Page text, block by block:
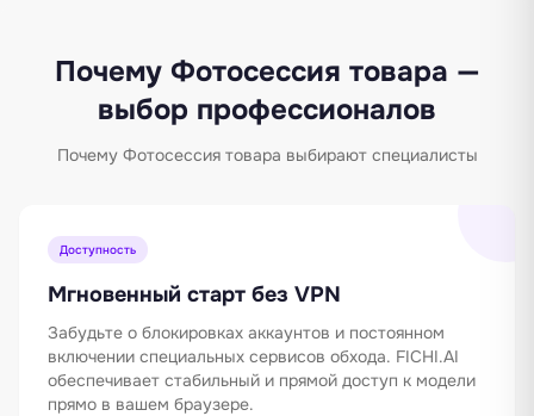
Почему Фотосессия товара —
выбор профессионалов
Почему Фотосессия товара выбирают специалисты
Доступность
Мгновенный старт без VPN
Забудьте о блокировках аккаунтов и постоянном
включении специальных сервисов обхода. FICHI.AI
обеспечивает стабильный и прямой доступ к модели
прямо в вашем браузере.